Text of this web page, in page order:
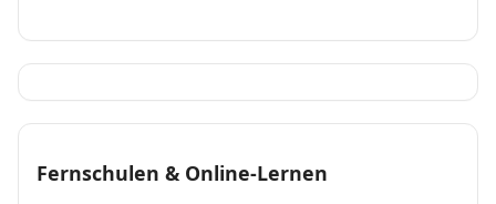
Fernschulen & Online-Lernen